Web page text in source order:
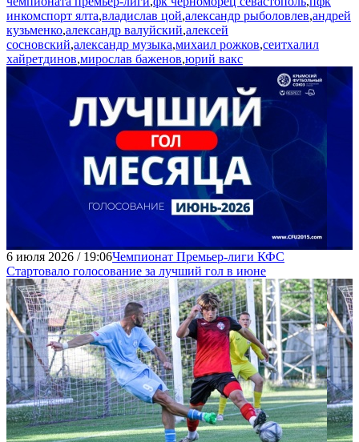
инкомспорт ялта,владислав цой,александр рыболовлев,андрей
кузьменко,александр валуйский,алексей
сосновский,александр музыка,михаил рожков,сеитхалил
хайретдинов,мирослав баженов,юрий вакс
6 июля 2026 / 19:06Чемпионат Премьер-лиги КФС
Стартовало голосование за лучший гол в июне